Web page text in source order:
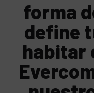
forma
define
habitar